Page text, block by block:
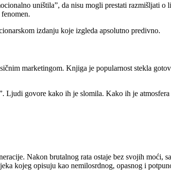
uništila”, da nisu mogli prestati razmišljati
izdanju koje izgleda apsolutno predivno.
marketingom. Knjiga je popularnost stekla
govore kako ih je slomila. Kako ih je
Nakon brutalnog rata ostaje bez svojih moći,
kojeg opisuju kao nemilosrdnog, opasnog i